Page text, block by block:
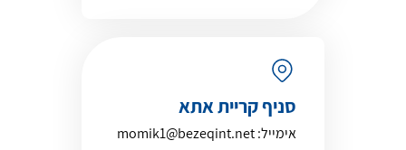
סניף קריית אתא
אימייל:momik1@bezeqint.net